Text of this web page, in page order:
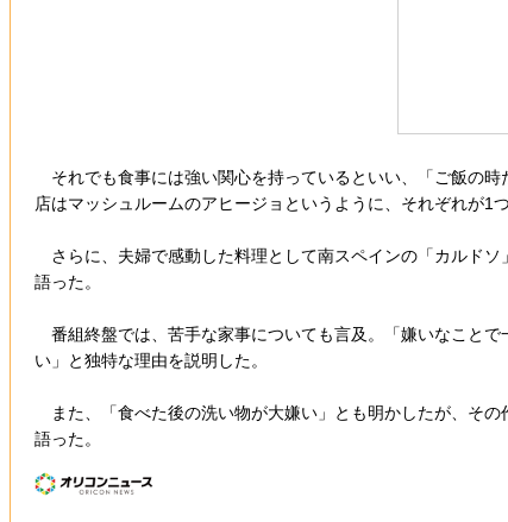
それでも食事には強い関心を持っているといい、「ご飯の
店はマッシュルームのアヒージョというように、それぞれが1
さらに、夫婦で感動した料理として南スペインの「カルド
語った。
番組終盤では、苦手な家事についても言及。「嫌いなこと
い」と独特な理由を説明した。
また、「食べた後の洗い物が大嫌い」とも明かしたが、そ
語った。